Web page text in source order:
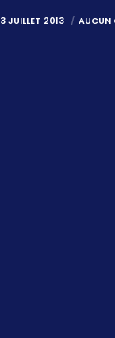
3 JUILLET 2013 AUCUN